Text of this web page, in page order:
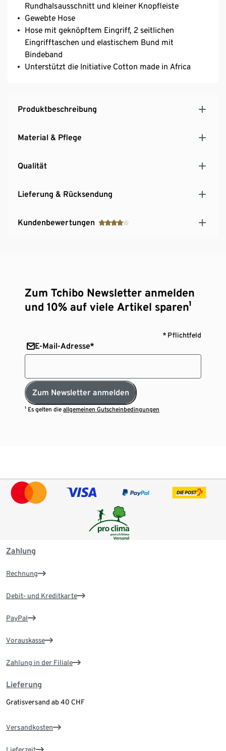
Rundhalsausschnitt und kleiner Knopfleiste
Gewebte Hose
Hose mit geknöpftem Eingriff, 2 seitlichen
Eingrifftaschen und elastischem Bund mit
Bindeband
Unterstützt die Initiative Cotton made in Africa
Produktbeschreibung
Material & Pflege
Qualität
Lieferung & Rücksendung
Kundenbewertungen
Zum Tchibo Newsletter anmelden
und 10% auf viele Artikel sparen¹
* Pflichtfeld
E-Mail-Adresse*
Zum Newsletter anmelden
¹ Es gelten dieallgemeinen Gutscheinbedingungen
Zahlung
Rechnung
Debit- und Kreditkarte
PayPal
Vorauskasse
Zahlung in der Filiale
Lieferung
Gratisversand ab 40 CHF
Versandkosten
Lieferzeit